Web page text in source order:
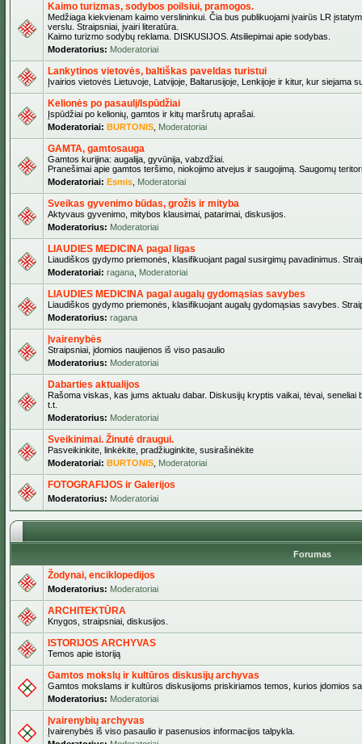
Kaimo turizmas, sodybos poilsiui, pramogos.
Medžiaga kiekvienam kaimo verslininkui. Čia bus publikuojami įvairūs LR
verslu. Straipsniai, įvairi literatūra.
Kaimo turizmo sodybų reklama. DISKUSIJOS. Atsiliepimai apie sodybas.
Moderatorius: Moderatoriai
Lankytinos vietovės, baltiškas paveldas turistui
Įvairios vietovės Lietuvoje, Latvijoje, Baltarusijoje, Lenkijoje ir kitur, kur siejama
Kelionės po pasaulį/Ispūdžiai
Įspūdžiai po kelionių, gamtos ir kitų maršrutų aprašai.
Moderatoriai: BURTONIS Moderatoriai
GAMTA, gamtosauga
Gamtos kurijina: augalija, gyvūnija, vabzdžiai.
Pranešimai apie gamtos teršimo, niokojimo atvejus ir saugojimą. Saugomų
Moderatoriai: Esmis Moderatoriai
Sveikas gyvenimo būdas, grožis ir mityba
Aktyvaus gyvenimo, mitybos klausimai, patarimai, diskusijos.
Moderatorius: Moderatoriai
LIAUDIES MEDICINA pagal ligas
Liaudiškos gydymo priemonės, klasifikuojant pagal susirgimų pavadinimus.
Moderatoriai: ragana Moderatoriai
LIAUDIES MEDICINA pagal augalų gydomąsias savybes
Liaudiškos gydymo priemonės, klasifikuojant augalų gydomąsias savybes.
Moderatorius: ragana
Įvairenybės
Straipsniai, įdomios naujienos iš viso pasaulio
Moderatorius: Moderatoriai
Dabarties aktualijos
Rašoma viskas, kas jums aktualu dabar. Diskusijų kryptis vaikai, tėvai, seneliai
t.t.
Moderatorius: Moderatoriai
Sveikinimai. Žinutė draugui.
Pasveikinkite, linkėkite, pradžiuginkite, susirašinėkite
Moderatoriai: BURTONIS Moderatoriai
FOTOGRAFIJOS ir Galerijos
Moderatorius: Moderatoriai
Forumas
Žodynai, enciklopedijos
Moderatorius: Moderatoriai
ARCHITEKTŪRA
Knygos, straipsniai, diskusijos.
ISTORIJOS ARCHYVAS
Temos apie istoriją
Gamtos mokslų ir kultūros diskusijų archyvas
Gamtos mokslams ir kultūros diskusijoms priskiriamos temos, kurios įdomios
Moderatorius: Moderatoriai
Įvairenybių archyvas
Įvairenybės iš viso pasaulio ir pasenusios informacijos talpykla.